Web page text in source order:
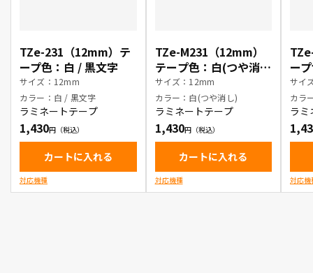
TZe-231（12mm）テ
ープ色：白 / 黒文字
サイズ：12mm
カラー：白 / 黒文字
ラミネートテープ
1,430
カートに入れる
対応機種
TZe-M231（12mm）
テープ色：白(つや消
し) / 黒文字
サイズ：12mm
カラー：白(つや消し)
ラミネートテープ
1,430
カートに入れる
対応機種
ー
し)
サイ
カラ
ラミ
対応機